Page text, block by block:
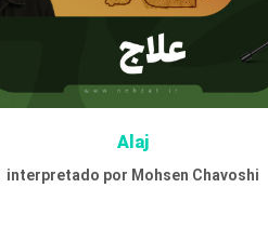
Sayyiduna Al-Qa’id
Con la voz de Mohammad Asadollahi